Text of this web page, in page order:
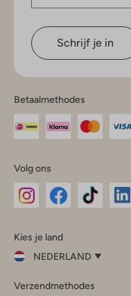
Schrijf je in
Betaalmethodes
Volg ons
InstagramFacebook
Kies je land
NEDERLAND
je
Verzendmethodes